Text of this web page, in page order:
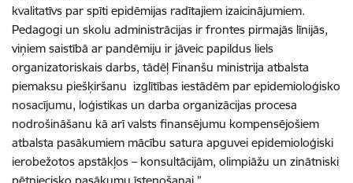
kvalitatīvs par spīti epidēmijas radītajiem izaicinājumiem.
Pedagogi un skolu administrācijas ir frontes pirmajās līnijās,
viņiem saistībā ar pandēmiju ir jāveic papildus liels
organizatoriskais darbs, tādēļ Finanšu ministrija atbalsta
piemaksu piešķiršanu izglītības iestādēm par epidemioloģisko
nosacījumu, loģistikas un darba organizācijas procesa
nodrošināšanu kā arī valsts finansējumu kompensējošiem
atbalsta pasākumiem mācību satura apguvei epidemioloģiski
ierobežotos apstākļos – konsultācijām, olimpiāžu un zinātniski
pētniecisko pasākumu īstenošanai.”